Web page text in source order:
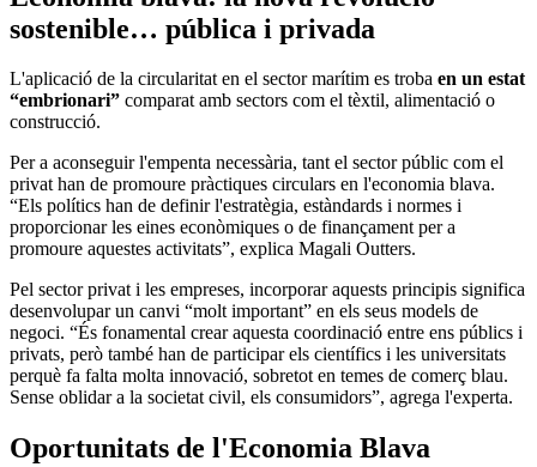
sostenible… pública i privada
L'aplicació de la circularitat en el sector marítim es troba en un estat
“embrionari” comparat amb sectors com el tèxtil, alimentació o
construcció.
Per a aconseguir l'empenta necessària, tant el sector públic com el
privat han de promoure pràctiques circulars en l'economia blava.
“Els polítics han de definir l'estratègia, estàndards i normes i
proporcionar les eines econòmiques o de finançament per a
promoure aquestes activitats”, explica Magali Outters.
Pel sector privat i les empreses, incorporar aquests principis significa
desenvolupar un canvi “molt important” en els seus models de
negoci. “És fonamental crear aquesta coordinació entre ens públics i
privats, però també han de participar els científics i les universitats
perquè fa falta molta innovació, sobretot en temes de comerç blau.
Sense oblidar a la societat civil, els consumidors”, agrega l'experta.
Oportunitats de l'Economia Blava